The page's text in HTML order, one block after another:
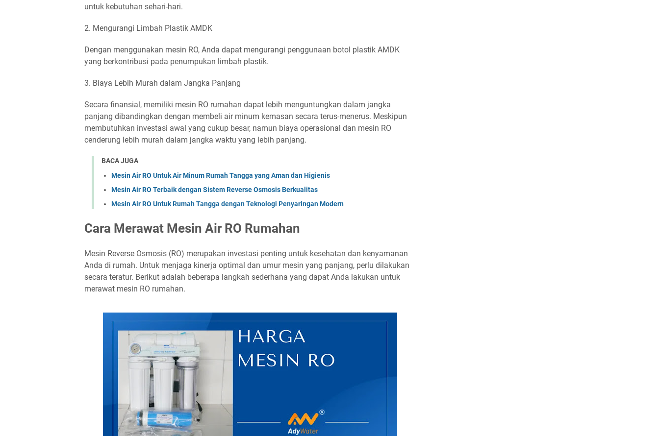
untuk kebutuhan sehari-hari.
2. Mengurangi Limbah Plastik AMDK
Dengan menggunakan mesin RO, Anda dapat mengurangi penggunaan botol plastik AMDK
yang berkontribusi pada penumpukan limbah plastik.
3. Biaya Lebih Murah dalam Jangka Panjang
Secara finansial, memiliki mesin RO rumahan dapat lebih menguntungkan dalam jangka
panjang dibandingkan dengan membeli air minum kemasan secara terus-menerus. Meskipun
membutuhkan investasi awal yang cukup besar, namun biaya operasional dan mesin RO
cenderung lebih murah dalam jangka waktu yang lebih panjang.
BACA JUGA
Mesin Air RO Untuk Air Minum Rumah Tangga yang Aman dan Higienis
Mesin Air RO Terbaik dengan Sistem Reverse Osmosis Berkualitas
Mesin Air RO Untuk Rumah Tangga dengan Teknologi Penyaringan Modern
Cara Merawat Mesin Air RO Rumahan
Mesin Reverse Osmosis (RO) merupakan investasi penting untuk kesehatan dan kenyamanan
Anda di rumah. Untuk menjaga kinerja optimal dan umur mesin yang panjang, perlu dilakukan
secara teratur. Berikut adalah beberapa langkah sederhana yang dapat Anda lakukan untuk
merawat mesin RO rumahan.